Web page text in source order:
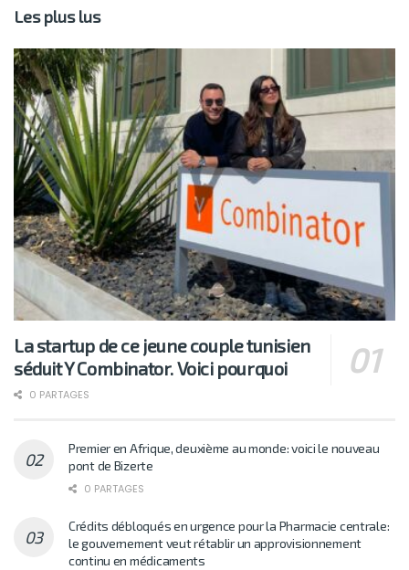
Les plus lus
La startup de ce jeune couple tunisien
séduit Y Combinator. Voici pourquoi
0 PARTAGES
Premier en Afrique, deuxième au monde: voici le nouveau
pont de Bizerte
0 PARTAGES
Crédits débloqués en urgence pour la Pharmacie centrale:
le gouvernement veut rétablir un approvisionnement
continu en médicaments